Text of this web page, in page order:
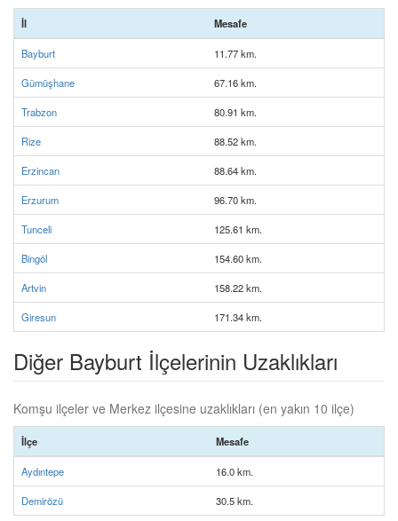
İl Mesafe
Bayburt 11.77 km.
Gümüşhane 67.16 km.
Trabzon 80.91 km.
Rize 88.52 km.
Erzincan 88.64 km.
Erzurum 96.70 km.
Tunceli 125.61 km.
Bingöl 154.60 km.
Artvin 158.22 km.
Giresun 171.34 km.
Diğer Bayburt İlçelerinin Uzaklıkları
Komşu ilçeler ve Merkez ilçesine uzaklıkları (en yakın 10 ilçe)
İlçe Mesafe
Aydıntepe 16.0 km.
Demirözü 30.5 km.